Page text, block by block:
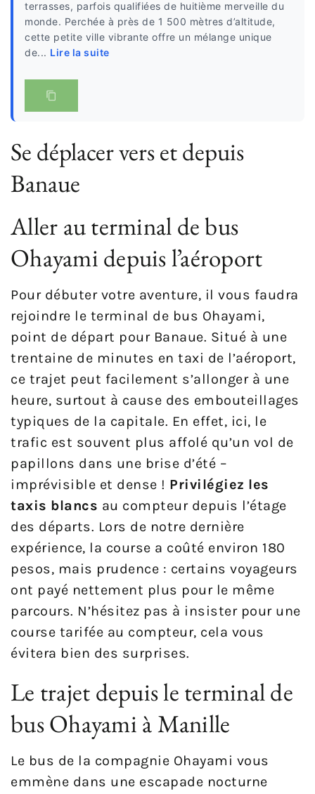
terrasses, parfois qualifiées de huitième merveille du
monde. Perchée à près de 1 500 mètres d’altitude,
cette petite ville vibrante offre un mélange unique
de... Lire la suite
Se déplacer vers et depuis
Banaue
Aller au terminal de bus
Ohayami depuis l’aéroport
Pour débuter votre aventure, il vous faudra
rejoindre le terminal de bus Ohayami,
point de départ pour Banaue. Situé à une
trentaine de minutes en taxi de l’aéroport,
ce trajet peut facilement s’allonger à une
heure, surtout à cause des embouteillages
typiques de la capitale. En effet, ici, le
trafic est souvent plus affolé qu’un vol de
papillons dans une brise d’été –
imprévisible et dense ! Privilégiez les
taxis blancs au compteur depuis l’étage
des départs. Lors de notre dernière
expérience, la course a coûté environ 180
pesos, mais prudence : certains voyageurs
ont payé nettement plus pour le même
parcours. N’hésitez pas à insister pour une
course tarifée au compteur, cela vous
évitera bien des surprises.
Le trajet depuis le terminal de
bus Ohayami à Manille
Le bus de la compagnie Ohayami vous
emmène dans une escapade nocturne